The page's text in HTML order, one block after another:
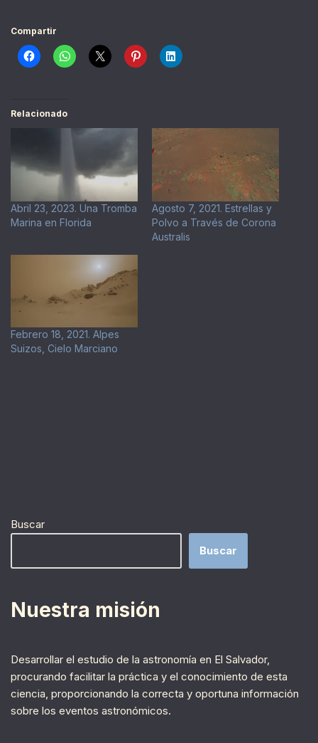
Compartir
Relacionado
Abril 23, 2023. Una Tromba
Marina en Florida
Agosto 7, 2021. Estrellas y
Polvo a Través de Corona
Australis
Febrero 18, 2021. Alpes
Suizos, Cielo Marciano
Buscar
Buscar
Nuestra misión
Desarrollar el estudio de la astronomía en El Salvador,
procurando facilitar la práctica y el conocimiento de esta
ciencia, proporcionando la correcta y oportuna información
sobre los eventos astronómicos.